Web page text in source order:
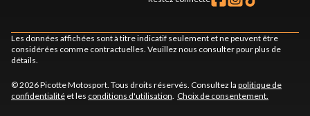
Les données affichées sont à titre indicatif seulement et ne peuvent être
considérées comme contractuelles. Veuillez nous consulter pour plus de
détails.
© 2026 Picotte Motosport. Tous droits réservés. Consultez la politique de
confidentialité et les conditions d'utilisation Choix de consentement.